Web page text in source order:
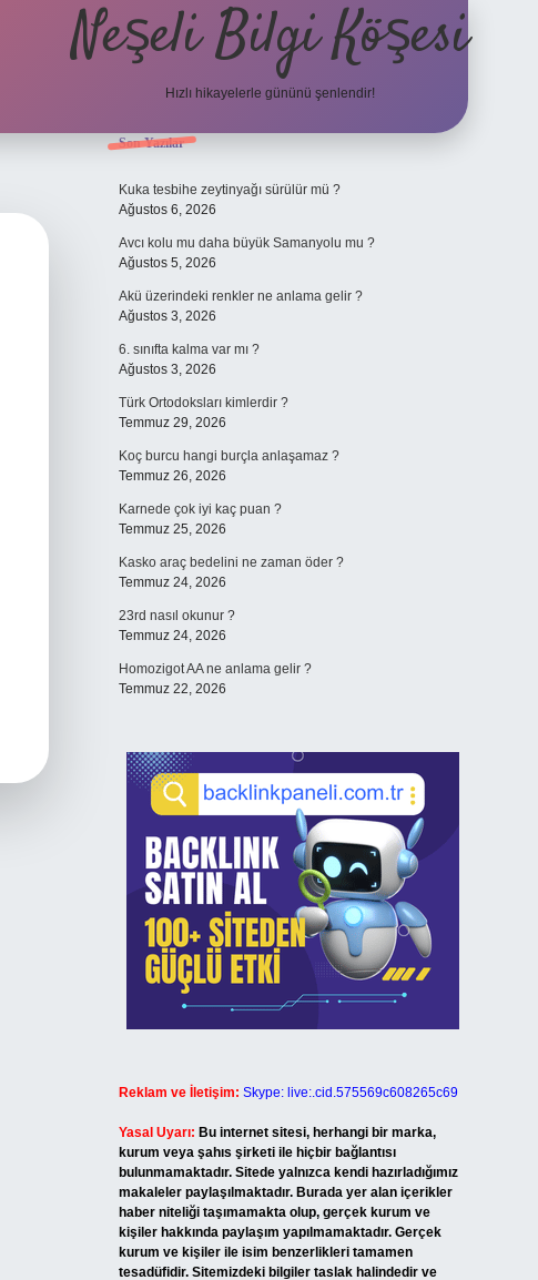
Neşeli Bilgi Köşesi
Hızlı hikayelerle gününü şenlendir!
Sidebar
Son Yazılar
Kuka tesbihe zeytinyağı sürülür mü ?
Ağustos 6, 2026
Avcı kolu mu daha büyük Samanyolu mu ?
Ağustos 5, 2026
Akü üzerindeki renkler ne anlama gelir ?
Ağustos 3, 2026
6. sınıfta kalma var mı ?
Ağustos 3, 2026
Türk Ortodoksları kimlerdir ?
Temmuz 29, 2026
Koç burcu hangi burçla anlaşamaz ?
Temmuz 26, 2026
Karnede çok iyi kaç puan ?
Temmuz 25, 2026
Kasko araç bedelini ne zaman öder ?
Temmuz 24, 2026
23rd nasıl okunur ?
Temmuz 24, 2026
Homozigot AA ne anlama gelir ?
Temmuz 22, 2026
Reklam ve İletişim: Skype: live:.cid.575569c608265c69
Yasal Uyarı: Bu internet sitesi, herhangi bir marka,
kurum veya şahıs şirketi ile hiçbir bağlantısı
bulunmamaktadır. Sitede yalnızca kendi hazırladığımız
makaleler paylaşılmaktadır. Burada yer alan içerikler
haber niteliği taşımamakta olup, gerçek kurum ve
kişiler hakkında paylaşım yapılmamaktadır. Gerçek
kurum ve kişiler ile isim benzerlikleri tamamen
tesadüfidir. Sitemizdeki bilgiler taslak halindedir ve
ilbet mobil girişen iyi bahis siteleri